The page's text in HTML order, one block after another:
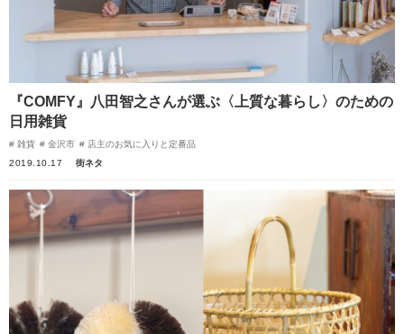
『COMFY』八田智之さんが選ぶ〈上質な暮らし〉のための
日用雑貨
雑貨 金沢市
店主のお気に入りと定番品
2019.10.17
街ネタ